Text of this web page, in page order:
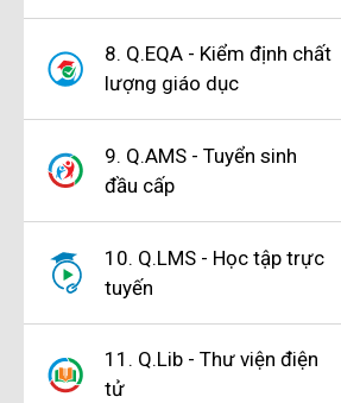
8. Q.EQA - Kiểm định chất
lượng giáo dục
9. Q.AMS - Tuyển sinh
đầu cấp
10. Q.LMS - Học tập trực
tuyến
11. Q.Lib - Thư viện điện
tử